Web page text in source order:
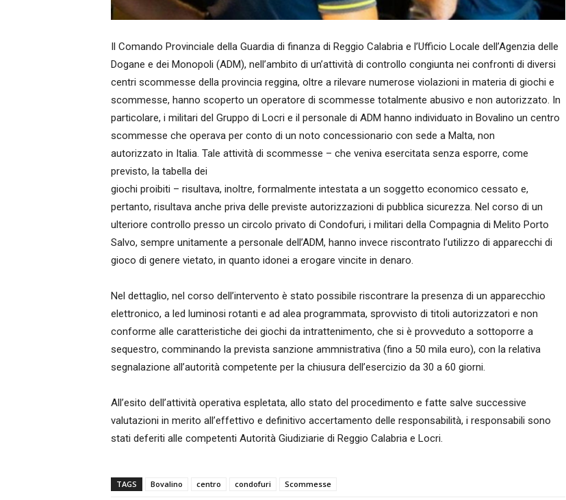
Il Comando Provinciale della Guardia di finanza di Reggio Calabria e l’Ufficio Locale dell’Agenzia delle
Dogane e dei Monopoli (ADM), nell’ambito di un’attività di controllo congiunta nei confronti di diversi
centri scommesse della provincia reggina, oltre a rilevare numerose violazioni in materia di giochi e
scommesse, hanno scoperto un operatore di scommesse totalmente abusivo e non autorizzato. In
particolare, i militari del Gruppo di Locri e il personale di ADM hanno individuato in Bovalino un centro
scommesse che operava per conto di un noto concessionario con sede a Malta, non
autorizzato in Italia. Tale attività di scommesse – che veniva esercitata senza esporre, come
previsto, la tabella dei
giochi proibiti – risultava, inoltre, formalmente intestata a un soggetto economico cessato e,
pertanto, risultava anche priva delle previste autorizzazioni di pubblica sicurezza. Nel corso di un
ulteriore controllo presso un circolo privato di Condofuri, i militari della Compagnia di Melito Porto
Salvo, sempre unitamente a personale dell’ADM, hanno invece riscontrato l’utilizzo di apparecchi di
gioco di genere vietato, in quanto idonei a erogare vincite in denaro.
Nel dettaglio, nel corso dell’intervento è stato possibile riscontrare la presenza di un apparecchio
elettronico, a led luminosi rotanti e ad alea programmata, sprovvisto di titoli autorizzatori e non
conforme alle caratteristiche dei giochi da intrattenimento, che si è provveduto a sottoporre a
sequestro, comminando la prevista sanzione ammnistrativa (fino a 50 mila euro), con la relativa
segnalazione all’autorità competente per la chiusura dell’esercizio da 30 a 60 giorni.
All’esito dell’attività operativa espletata, allo stato del procedimento e fatte salve successive
valutazioni in merito all’effettivo e definitivo accertamento delle responsabilità, i responsabili sono
stati deferiti alle competenti Autorità Giudiziarie di Reggio Calabria e Locri.
TAGS Bovalino centro condofuri Scommesse